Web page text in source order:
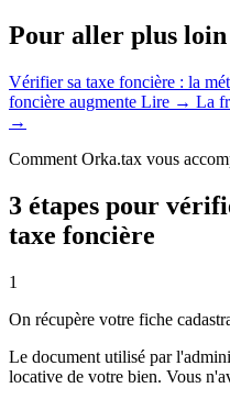
Pour aller plus loin
Vérifier sa taxe foncière : la
foncière augmente Lire → La
→
Comment Orka.tax vous
3 étapes pour
taxe foncière
1
On récupère votre fiche
Le document utilisé par
locative de votre bien. Vous